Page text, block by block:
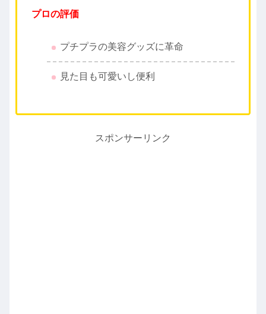
プロの評価
プチプラの美容グッズに革命
見た目も可愛いし便利
スポンサーリンク